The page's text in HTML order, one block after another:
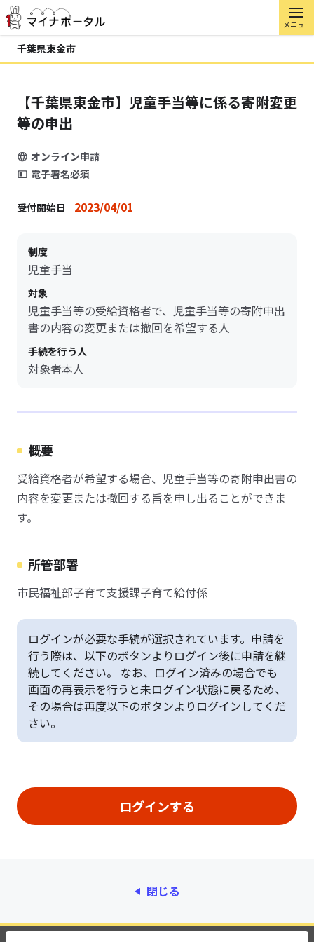
メニュー
千葉県東金市
【千葉県東金市】児童手当等に係る寄附変更
等の申出
オンライン申請
電子署名必須
受付開始日 2023/04/01
制度
児童手当
対象
児童手当等の受給資格者で、児童手当等の寄附申出
書の内容の変更または撤回を希望する人
手続を行う人
対象者本人
概要
受給資格者が希望する場合、児童手当等の寄附申出書の
内容を変更または撤回する旨を申し出ることができま
す。
所管部署
市民福祉部子育て支援課子育て給付係
ログインが必要な手続が選択されています。申請を
行う際は、以下のボタンよりログイン後に申請を継
続してください。 なお、ログイン済みの場合でも
画面の再表示を行うと未ログイン状態に戻るため、
その場合は再度以下のボタンよりログインしてくだ
さい。
閉じる